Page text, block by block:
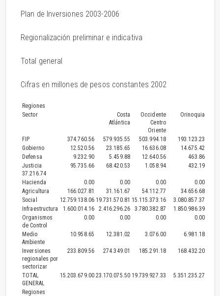
Plan de Inversiones 2003-2006
Regionalización preliminar e indicativa
Total general
Cifras en millones de pesos constantes 2002
Regiones
Sector
Costa
Atlántica
Occidente
Centro
Oriente
Orinoquia
FIP 374.760.56 579.935.55 503.994.18
193.123.23
Gobierno
12.520.56 23.185.65 16.636.08
14.675.42
Defensa
9.232.90 5.459.88 12.640.56
463.86
Justicia
37.216.74
95.735.66 68.420.53 1.058.94 432.19
Hacienda 0.00 0.00 0.00
0.00
Agricultura
166.027.81 31.161.67 54.112.77
34.656.68
Social
12.759.138.06 19.731.570.81 15.115.373.16
3.080.857.37
Infraestructura
1.600.014.16 2.416.296.26 3.780.382.87
1.850.986.39
Organismos
de Control
0.00 0.00 0.00 0.00
Medio
Ambiente
10.958.65 12.381.02 3.076.00 6.981.18
Inversiones
regionales por
sectorizar
233.809.56 274.349.01 185.291.18 168.432.20
TOTAL
GENERAL
15.203.679.00 23.170.075.50 19.739.927.33 5.351.235.27
Regiones